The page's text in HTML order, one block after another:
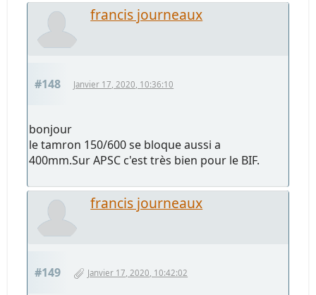
francis journeaux
#148 Janvier 17, 2020, 10:36:10
bonjour
le tamron 150/600 se bloque aussi a
400mm.Sur APSC c'est très bien pour le BIF.
francis journeaux
#149 Janvier 17, 2020, 10:42:02